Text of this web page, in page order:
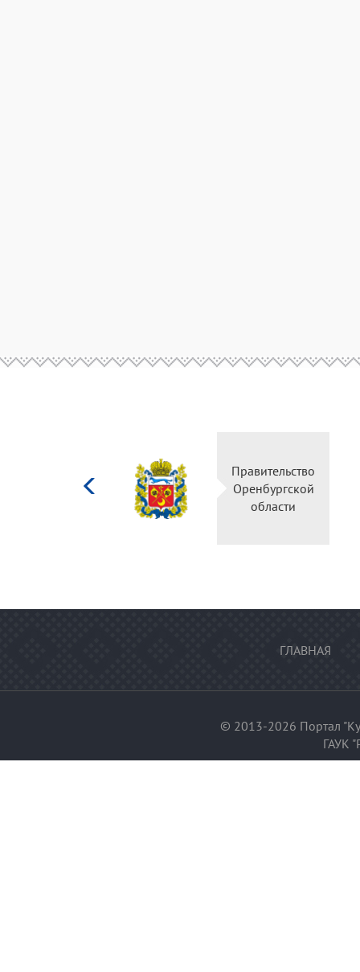
Министерство
культуры
Российской
федерации
ГЛАВНАЯ
© 2013-2026 Портал
ГАУК